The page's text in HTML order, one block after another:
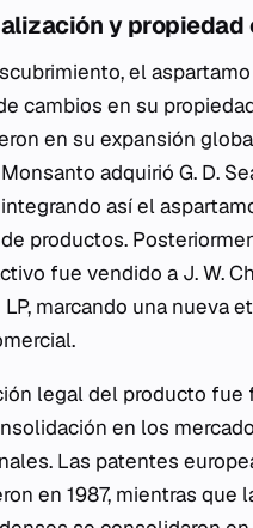
y propiedad
el
cambios en su
en su expansión
adquirió G. D.
así el
productos.
fue vendido a J. W.
marcando una nueva
legal del producto fue
en los
Las patentes
en 1987, mientras que